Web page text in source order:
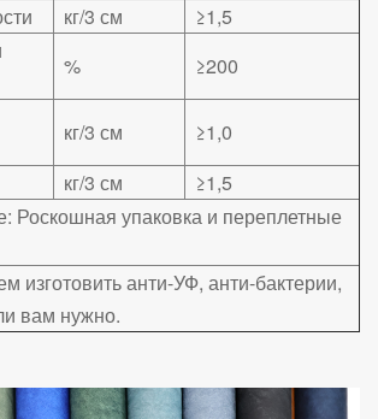
кг/3 см
≥1,5
%
≥200
кг/3 см
≥1,0
кг/3 см
≥1,5
Роскошная упаковка и переплетные
изготовить анти-УФ, анти-бактерии,
вам нужно.